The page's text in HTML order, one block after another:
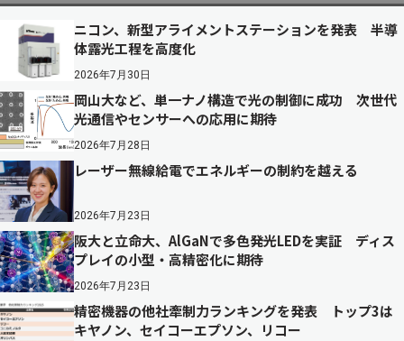
ニコン、新型アライメントステーションを発表 半導
体露光工程を高度化
2026年7月30日
岡山大など、単一ナノ構造で光の制御に成功 次世代
光通信やセンサーへの応用に期待
2026年7月28日
レーザー無線給電でエネルギーの制約を越える
2026年7月23日
阪大と立命大、AlGaNで多色発光LEDを実証 ディス
プレイの小型・高精密化に期待
2026年7月23日
精密機器の他社牽制力ランキングを発表 トップ3は
キヤノン、セイコーエプソン、リコー